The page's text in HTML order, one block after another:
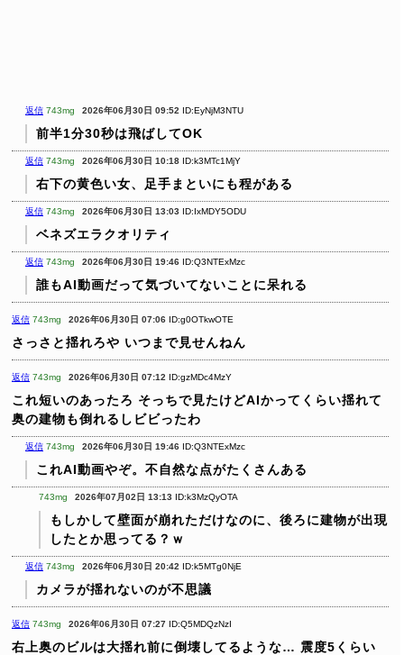
返信 743mg 2026年06月30日 09:52 ID:EyNjM3NTU
前半1分30秒は飛ばしてOK
返信 743mg 2026年06月30日 10:18 ID:k3MTc1MjY
右下の黄色い女、足手まといにも程がある
返信 743mg 2026年06月30日 13:03 ID:IxMDY5ODU
ベネズエラクオリティ
返信 743mg 2026年06月30日 19:46 ID:Q3NTExMzc
誰もAI動画だって気づいてないことに呆れる
返信 743mg 2026年06月30日 07:06 ID:g0OTkwOTE
さっさと揺れろや いつまで見せんねん
返信 743mg 2026年06月30日 07:12 ID:gzMDc4MzY
これ短いのあったろ そっちで見たけどAIかってくらい揺れて
奥の建物も倒れるしビビったわ
返信 743mg 2026年06月30日 19:46 ID:Q3NTExMzc
これAI動画やぞ。不自然な点がたくさんある
743mg 2026年07月02日 13:13 ID:k3MzQyOTA
もしかして壁面が崩れただけなのに、後ろに建物が出現
したとか思ってる？ｗ
返信 743mg 2026年06月30日 20:42 ID:k5MTg0NjE
カメラが揺れないのが不思議
返信 743mg 2026年06月30日 07:27 ID:Q5MDQzNzI
右上奥のビルは大揺れ前に倒壊してるような… 震度5くらい